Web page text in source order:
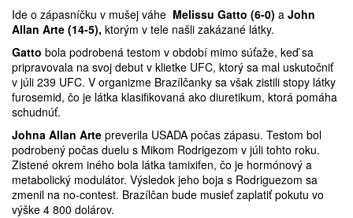
Ide o zápasníčku v mušej váhe Melissu Gatto (6-0) a John
Allan Arte (14-5), ktorým v tele našli zakázané látky.
Gatto bola podrobená testom v období mimo súťaže, keď sa
pripravovala na svoj debut v klietke UFC, ktorý sa mal uskutočniť
v júli 239 UFC. V organizme Brazílčanky sa však zistili stopy látky
furosemid, čo je látka klasifikovaná ako diuretikum, ktorá pomáha
schudnúť.
Johna Allan Arte preverila USADA počas zápasu. Testom bol
podrobený počas duelu s Mikom Rodrigezom v júli tohto roku.
Zistené okrem iného bola látka tamixifen, čo je hormónový a
metabolický modulátor. Výsledok jeho boja s Rodriguezom sa
zmenil na no-contest. Brazílčan bude musieť zaplatiť pokutu vo
výške 4 800 dolárov.